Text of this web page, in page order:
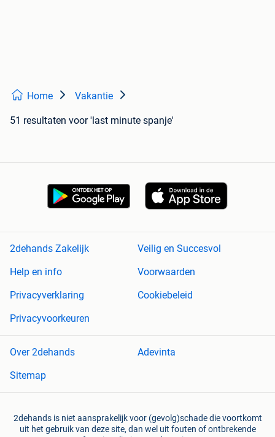
Home Vakantie
51 resultaten voor 'last minute spanje'
2dehands Zakelijk
Veilig en Succesvol
Help en info
Voorwaarden
Privacyverklaring
Cookiebeleid
Privacyvoorkeuren
Over 2dehands
Adevinta
Sitemap
2dehands is niet aansprakelijk voor (gevolg)schade die voortkomt
uit het gebruik van deze site, dan wel uit fouten of ontbrekende